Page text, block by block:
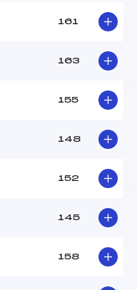
161
163
155
148
152
145
158